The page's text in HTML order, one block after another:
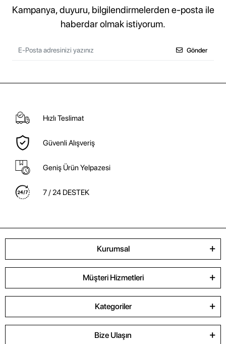
Kampanya, duyuru, bilgilendirmelerden e-posta ile
haberdar olmak istiyorum.
Gönder
Hızlı Teslimat
Güvenli Alışveriş
Geniş Ürün Yelpazesi
7 / 24 DESTEK
Kurumsal
Müşteri Hizmetleri
Kategoriler
Bize Ulaşın